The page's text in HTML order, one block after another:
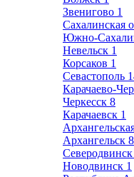
Звенигово 1
Сахалинская
Южно-
Невельск 1
Корсаков 1
Севастополь
Карачаево-
Черкесск 8
Карачаевск 1
Архангельск 8
Северодвинск
Новодвинск 1